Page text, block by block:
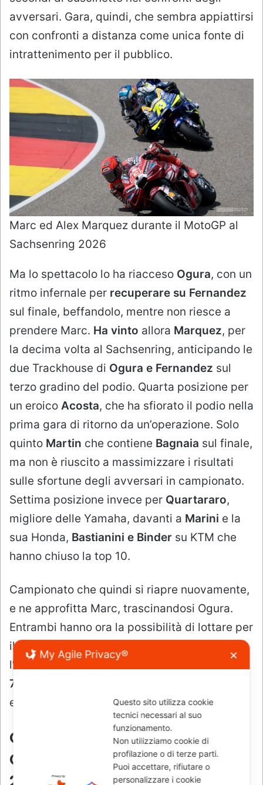
My Agile Privacy® ✕
Questo sito utilizza cookie
tecnici necessari al suo
funzionamento.
Non utilizziamo cookie di
profilazione o di terze parti.
Puoi accettare, rifiutare o
personalizzare i cookie